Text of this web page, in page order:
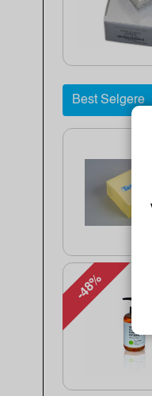
Best Selgere
-48%